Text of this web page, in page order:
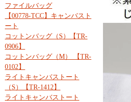
ファイルバッグ
【00778-TCC】キャンバスト
ート
コットンバッグ（S）【TR-
0906】
コットンバッグ（M） 【TR-
0102】
ライトキャンバストート
（S）【TR-1412】
ライトキャンバストート